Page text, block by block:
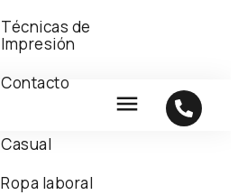
Técnicas de
Impresión
Contacto
Casual
Ropa laboral